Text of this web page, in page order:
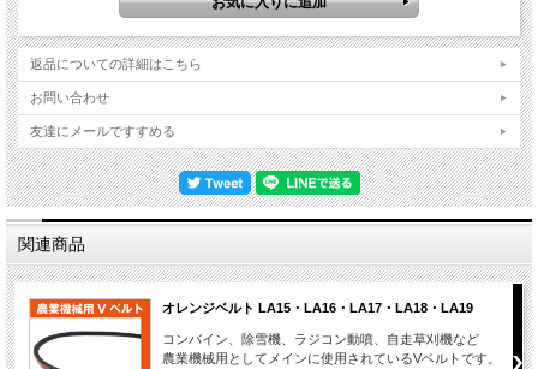
返品についての詳細はこちら
お問い合わせ
友達にメールですすめる
関連商品
オレンジベルト LA15・LA16・LA17・LA18・LA19
コンバイン、除雪機、ラジコン動噴、自走草刈機など
農業機械用としてメインに使用されているVベルトです。